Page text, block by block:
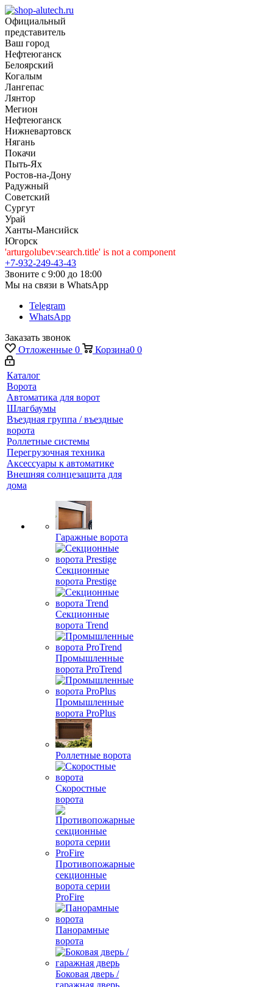
Официальный
представитель
Ваш город
Нефтеюганск
Белоярский
Когалым
Лангепас
Лянтор
Мегион
Нефтеюганск
Нижневартовск
Нягань
Покачи
Пыть-Ях
Рoстов-на-Дону
Радужный
Советский
Сургут
Урай
Ханты-Мансийск
Югорск
'arturgolubev:search.title' is not a component
+7-932-249-43-43
Звоните с 9:00 до 18:00
Мы на связи в WhatsApp
Telegram
WhatsApp
Заказать звонок
Отложенные 0 Корзина0 0
Каталог
Ворота
Автоматика для ворот
Шлагбаумы
Въездная группа / въездные
ворота
Роллетные системы
Перегрузочная техника
Аксессуары к автоматике
Внешняя солнцезащита для
дома
Гаражные ворота
Секционные
ворота Prestige
Секционные
ворота Trend
Промышленные
ворота ProTrend
Промышленные
ворота ProPlus
Роллетные ворота
Скоростные
ворота
Противопожарные
секционные
ворота серии
ProFire
Панорамные
ворота
Боковая дверь /
гаражная дверь